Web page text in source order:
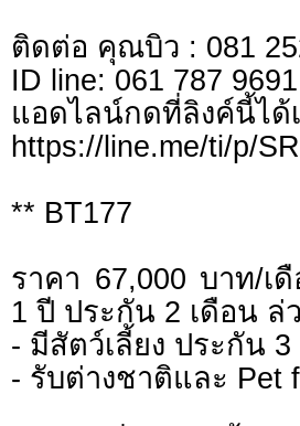
ติดต่อ คุณบิว : 081
ID line: 061 787 9691
แอดไลน์กด
https://line.me/ti/p/
** BT177
ราคา 67,000 บาท/
1 ปี ประกัน 2 เดือน ล่
- มีสัตว์เลี้ยง ประกัน 3
- รับต่างชาติและ Pet